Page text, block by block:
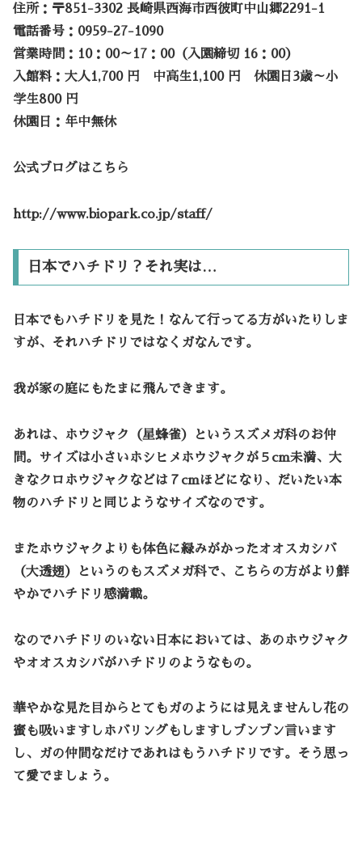
住所：〒851-3302 長崎県西海市西彼町中山郷2291-1
電話番号：0959-27-1090
営業時間：10：00～17：00（入園締切 16：00）
入館料：大人1,700 円 中高生1,100 円 休園日3歳～小
学生800 円
休園日：年中無休
公式ブログはこちら
http://www.biopark.co.jp/staff/
日本でハチドリ？それ実は…
日本でもハチドリを見た！なんて行ってる方がいたりしま
すが、それハチドリではなくガなんです。
我が家の庭にもたまに飛んできます。
あれは、 ホウジャク
（星蜂雀）というスズメガ科のお仲
間。サイズは小さいホシヒメホウジャク が５cm未満、大
きなクロホウジャク などは７cmほどになり、だいたい本
物のハチドリと同じようなサイズなのです。
またホウジャクよりも体色に緑みがかったオオスカシバ
（大透翅）というのもスズメガ科で、こちらの方がより鮮
やかでハチドリ感満載。
なのでハチドリのいない日本においては、あのホウジャク
やオオスカシバがハチドリのようなもの。
華やかな見た目からとてもガのようには見えませんし花の
蜜も吸いますしホバリングもしますしブンブン言います
し、ガの仲間なだけであれはもうハチドリです。そう思っ
て愛でましょう。